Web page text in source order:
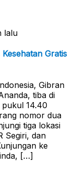
lalu
Gratis
Gibran
tiba di
14.40
nomor dua
tiga lokasi
Segiri, dan
ke
[…]